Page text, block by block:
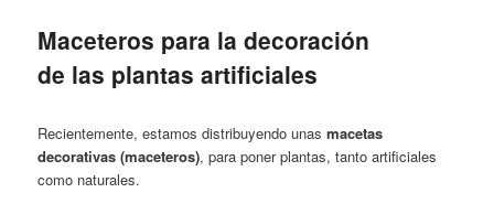
Maceteros para la decoración
de las plantas artificiales
Recientemente, estamos distribuyendo unasmacetas
decorativas (maceteros), para poner plantas, tanto artificiales
como naturales.